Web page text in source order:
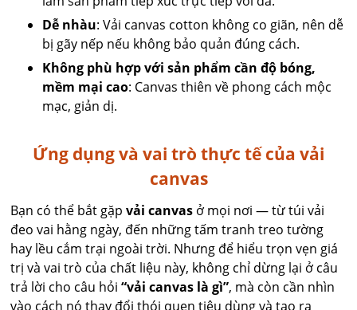
Dễ nhàu: Vải canvas cotton không co giãn, nên dễ
bị gãy nếp nếu không bảo quản đúng cách.
Không phù hợp với sản phẩm cần độ bóng,
mềm mại cao: Canvas thiên về phong cách mộc
mạc, giản dị.
Ứng dụng và vai trò thực tế của vải
canvas
Bạn có thể bắt gặpvải canvas ở mọi nơi — từ túi vải
đeo vai hằng ngày, đến những tấm tranh treo tường
hay lều cắm trại ngoài trời. Nhưng để hiểu trọn vẹn giá
trị và vai trò của chất liệu này, không chỉ dừng lại ở câu
trả lời cho câu hỏi“vải canvas là gì”, mà còn cần nhìn
vào cách nó thay đổi thói quen tiêu dùng và tạo ra